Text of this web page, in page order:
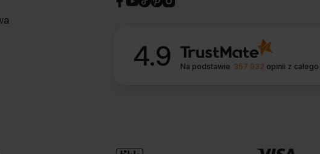
4.9 Na podstawie 357 032 opinii z